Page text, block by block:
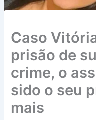
Caso
prisão de
crime, o
sido o seu
mais